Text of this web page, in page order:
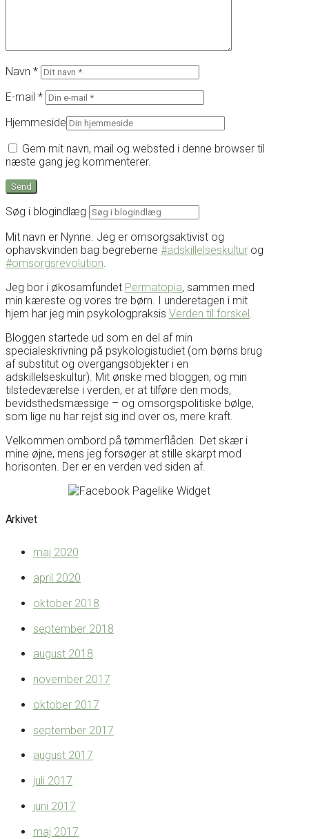
Navn *
E-mail *
Hjemmeside
Gem mit navn, mail og websted i denne browser til
næste gang jeg kommenterer.
Søg i blogindlæg
Mit navn er Nynne. Jeg er omsorgsaktivist og
ophavskvinden bag begreberne #adskillelseskultur og
#omsorgsrevolution.
Jeg bor i økosamfundet Permatopia, sammen med
min kæreste og vores tre børn. I underetagen i mit
hjem har jeg min psykologpraksis Verden til forskel .
Bloggen startede ud som en del af min
specialeskrivning på psykologistudiet (om børns brug
af substitut og overgangsobjekter i en
adskillelseskultur). Mit ønske med bloggen, og min
tilstedeværelse i verden, er at tilføre den mods,
bevidsthedsmæssige – og omsorgspolitiske bølge,
som lige nu har rejst sig ind over os, mere kraft.
Velkommen ombord på tømmerflåden. Det skær i
mine øjne, mens jeg forsøger at stille skarpt mod
horisonten. Der er en verden ved siden af.
Arkivet
maj 2020
april 2020
oktober 2018
september 2018
august 2018
november 2017
oktober 2017
september 2017
august 2017
juli 2017
juni 2017
maj 2017